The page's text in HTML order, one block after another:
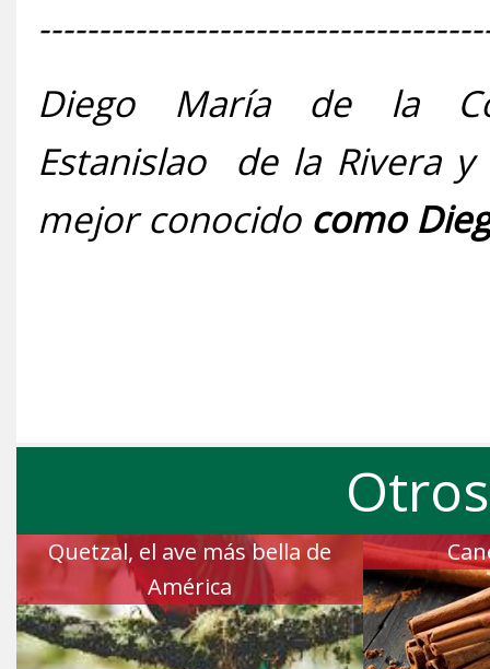
Diego María de la
Estanislao de la Rivera
mejor conocido como
Quetzal, el ave más bella de
América